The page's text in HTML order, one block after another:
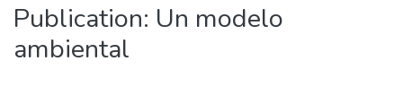
Publication: Un modelo
ambiental